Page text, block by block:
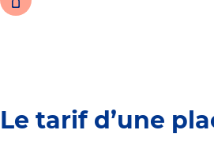
Le tarif d’une